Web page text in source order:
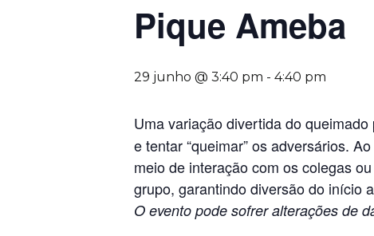
Pique Ameba
29 junho @ 3:40 pm - 4:40 pm
Uma variação divertida do
e tentar “queimar” os adversários.
meio de interação com os colegas
grupo, garantindo diversão do início
O evento pode sofrer alterações de